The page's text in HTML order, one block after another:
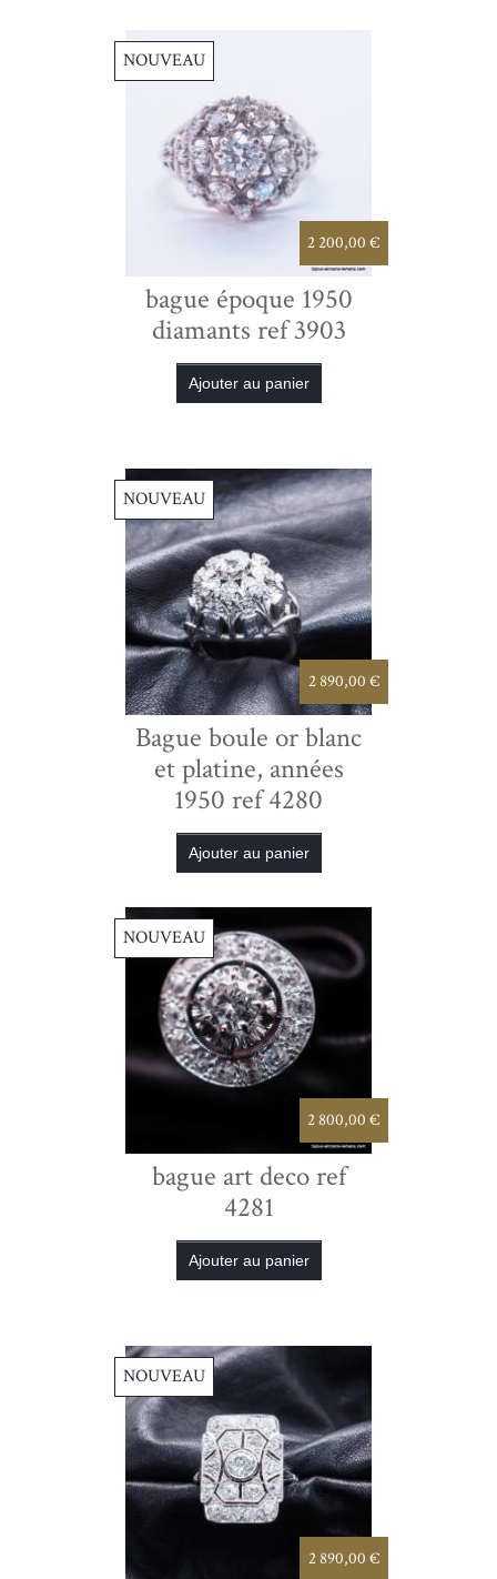
2 200,00 €
NOUVEAU
bague époque 1950
diamants ref 3903
2 890,00 €
NOUVEAU
Bague boule or blanc
et platine, années
1950 ref 4280
2 800,00 €
NOUVEAU
bague art deco ref
4281
2 890,00 €
NOUVEAU